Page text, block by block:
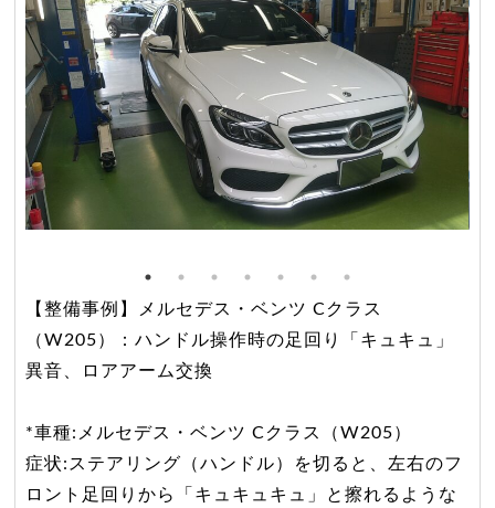
【整備事例】メルセデス・ベンツ Cクラス
（W205）：ハンドル操作時の足回り「キュキュ」
異音、ロアアーム交換
*車種:メルセデス・ベンツ Cクラス（W205）
症状:ステアリング（ハンドル）を切ると、左右のフ
ロント足回りから「キュキュキュ」と擦れるような